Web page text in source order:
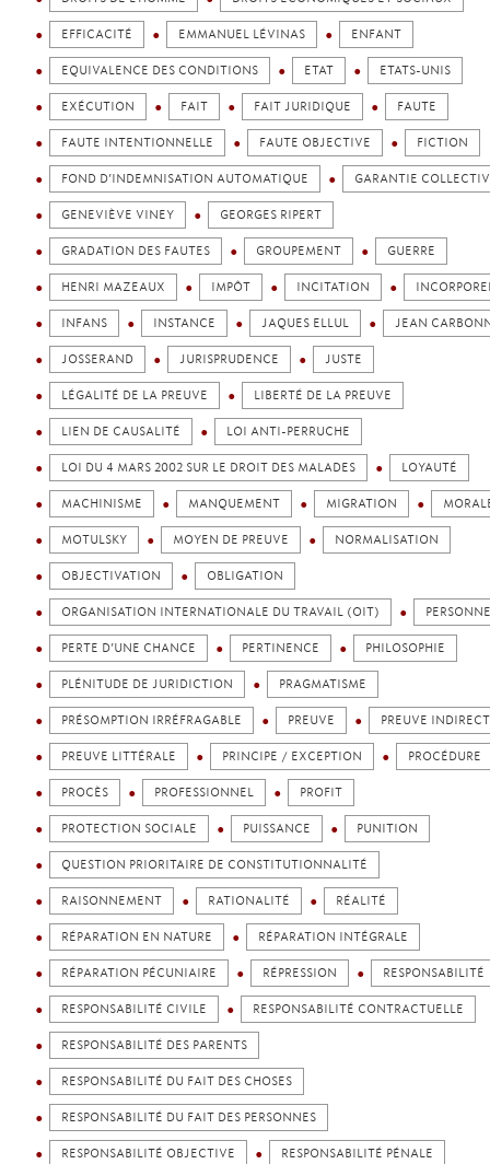
EFFICACITÉ EMMANUEL LÉVINAS ENFANT
EQUIVALENCE DES CONDITIONS ETAT ETATS-UNIS
EXÉCUTION FAIT FAIT JURIDIQUE FAUTE
FAUTE INTENTIONNELLE FAUTE OBJECTIVE FICTION
FOND D’INDEMNISATION AUTOMATIQUE GARANTIE
GENEVIÈVE VINEY GEORGES RIPERT
GRADATION DES FAUTES GROUPEMENT GUERRE
HENRI MAZEAUX IMPÔT INCITATION
INFANS INSTANCE JAQUES ELLUL JEAN
JOSSERAND JURISPRUDENCE JUSTE
LÉGALITÉ DE LA PREUVE LIBERTÉ DE LA PREUVE
LIEN DE CAUSALITÉ LOI ANTI-PERRUCHE
LOI DU 4 MARS 2002 SUR LE DROIT DES MALADES LOYAUTÉ
MACHINISME MANQUEMENT MIGRATION
MOTULSKY MOYEN DE PREUVE NORMALISATION
OBJECTIVATION OBLIGATION
ORGANISATION INTERNATIONALE DU TRAVAIL (OIT) PERSONNE
PERTE D’UNE CHANCE PERTINENCE PHILOSOPHIE
PLÉNITUDE DE JURIDICTION PRAGMATISME
PRÉSOMPTION IRRÉFRAGABLE PREUVE PREUVE
PREUVE LITTÉRALE PRINCIPE / EXCEPTION PROCÉDURE
PROCÈS PROFESSIONNEL PROFIT
PROTECTION SOCIALE PUISSANCE PUNITION
QUESTION PRIORITAIRE DE CONSTITUTIONNALITÉ
RAISONNEMENT RATIONALITÉ RÉALITÉ
RÉPARATION EN NATURE RÉPARATION INTÉGRALE
RÉPARATION PÉCUNIAIRE RÉPRESSION RESPONSABILITÉ
RESPONSABILITÉ CIVILE RESPONSABILITÉ CONTRACTUELLE
RESPONSABILITÉ DES PARENTS
RESPONSABILITÉ DU FAIT DES CHOSES
RESPONSABILITÉ DU FAIT DES PERSONNES
RESPONSABILITÉ OBJECTIVE RESPONSABILITÉ PÉNALE